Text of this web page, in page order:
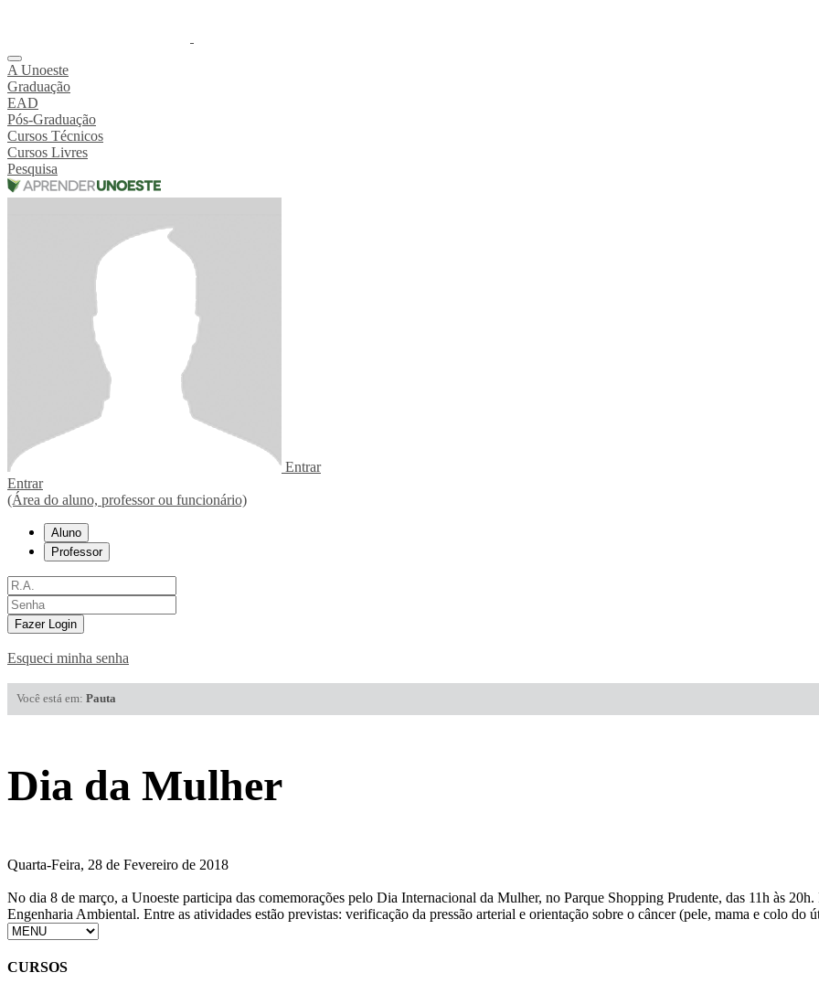
A Unoeste
Graduação
EAD
Pós-Graduação
Cursos Técnicos
Cursos Livres
Pesquisa
Entrar
Entrar
(Área do aluno, professor ou funcionário)
Aluno
Professor
Fazer Login
Esqueci minha senha
Você está em: Pauta
Dia da Mulher
Quarta-Feira, 28 de Fevereiro de 2018
No dia 8 de março, a Unoeste participa das comemorações pelo Dia Internacional da Mulher, no Parque Shopping Prudente, das 11h às
Engenharia Ambiental. Entre as atividades estão previstas: verificação da pressão arterial e orientação sobre o câncer (pele, mama e colo do
CURSOS